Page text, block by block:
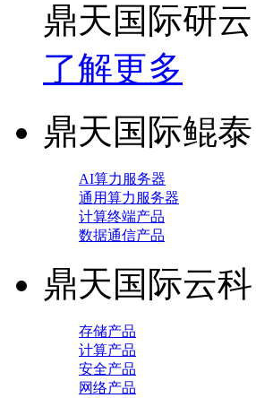
鼎天国际研
了解更多
鼎天国际鲲泰
AI算力服务器
通用算力服务器
计算终端产品
数据通信产品
鼎天国际云科
存储产品
计算产品
安全产品
网络产品